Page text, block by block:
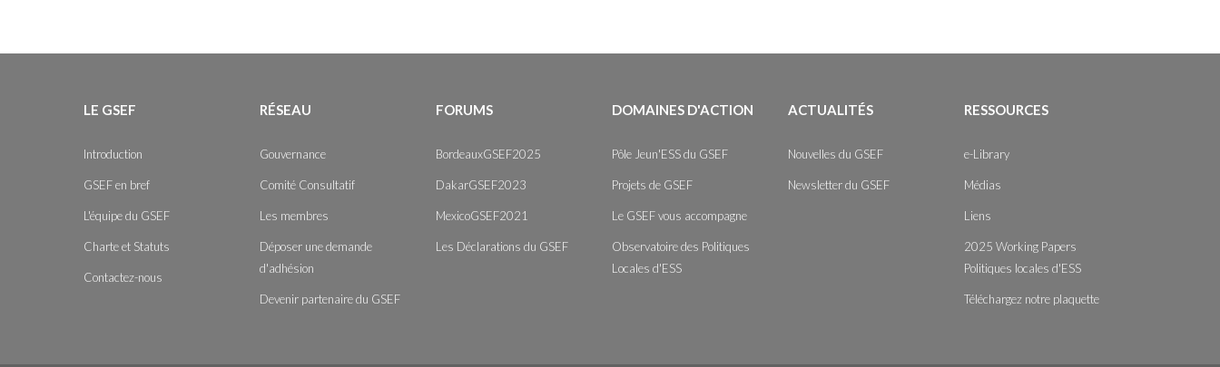
LE GSEF
Introduction
GSEF en bref
L'équipe du GSEF
Charte et Statuts
Contactez-nous
RÉSEAU
Gouvernance
Comité Consultatif
Les membres
Déposer une demande
d'adhésion
Devenir partenaire du GSEF
FORUMS
BordeauxGSEF2025
DakarGSEF2023
MexicoGSEF2021
Les Déclarations du GSEF
DOMAINES D'ACTION
Pôle Jeun'ESS du GSEF
Projets de GSEF
Le GSEF vous accompagne
Observatoire des Politiques
Locales d'ESS
ACTUALITÉS
Nouvelles du GSEF
Newsletter du GSEF
RESSOURCES
e-Library
Médias
Liens
2025 Working Papers
Politiques locales d'ESS
Téléchargez notre plaquette